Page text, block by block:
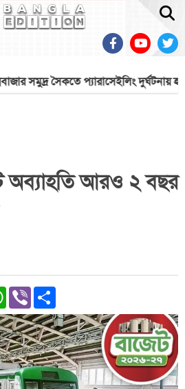
সমুদ্র সৈকতে প্যারাসেইলিং দুর্ঘটনায় হত্যা
অব্যাহতি আরও ২ বছর
WhatsApp
Viber